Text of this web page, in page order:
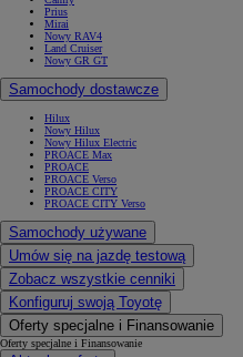
Prius
Mirai
Nowy RAV4
Land Cruiser
Nowy GR GT
Samochody dostawcze
Hilux
Nowy Hilux
Nowy Hilux Electric
PROACE Max
PROACE
PROACE Verso
PROACE CITY
PROACE CITY Verso
Samochody używane
Umów się na jazdę testową
Zobacz wszystkie cenniki
Konfiguruj swoją Toyotę
Oferty specjalne i Finansowanie
Oferty specjalne i Finansowanie